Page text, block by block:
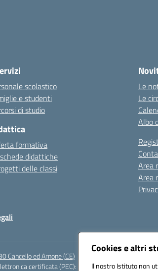
Cookies e altri
Il nostro Istituto non
scolastico
e studenti
di studio
formativa
didattiche
delle classi
Le
Le
Albo
Area
Area
Cancello ed Arnone (CE)
certificata (PEC):